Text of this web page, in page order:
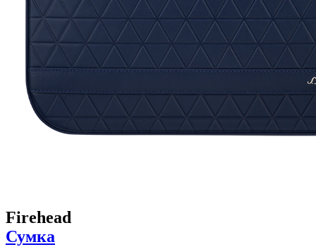
Firehead
Сумка